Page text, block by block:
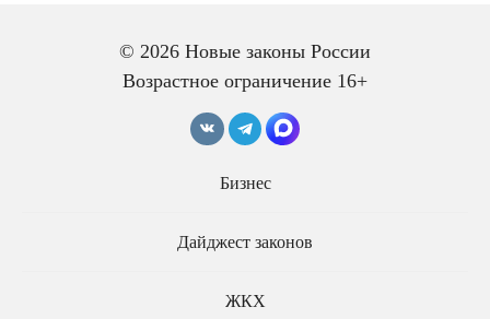
принимать студентов-
упрощённое
© 2026 Новые законы России
Возрастное ограничение 16+
Бизнес
Дайджест законов
ЖКХ